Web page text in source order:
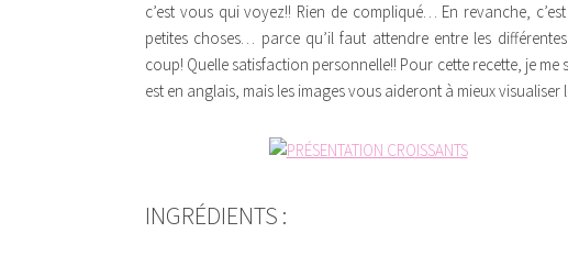
c’est vous qui voyez!! Rien de compliqué… En revanche,
petites choses… parce qu’il faut attendre entre les
coup! Quelle satisfaction personnelle!! Pour cette recette, je me
est en anglais, mais les images vous aideront à mieux visualiser
INGRÉDIENTS :